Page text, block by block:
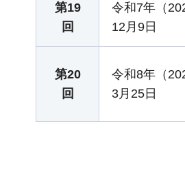
第19
回
令和7年（
12月9日
第20
回
令和8年（
3月25日